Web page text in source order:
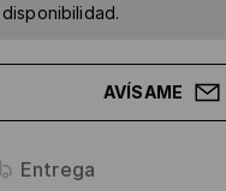
disponibilidad.
AVÍSAME
Entrega